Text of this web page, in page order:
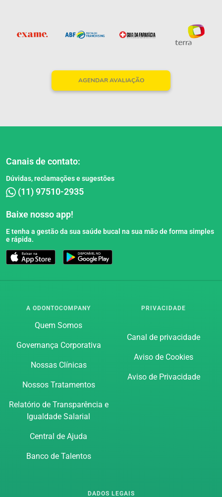
AGENDAR AVALIAÇÃO
Canais de contato:
Dúvidas, reclamações e sugestões
(11) 97510-2935
Baixe nosso app!
E tenha a gestão da sua saúde bucal na sua mão de forma simples
e rápida.
A ODONTOCOMPANY
Quem Somos
Governança Corporativa
Nossas Clínicas
Nossos Tratamentos
Relatório de Transparência e
Igualdade Salarial
Central de Ajuda
Banco de Talentos
PRIVACIDADE
Canal de privacidade
Aviso de Cookies
Aviso de Privacidade
DADOS LEGAIS